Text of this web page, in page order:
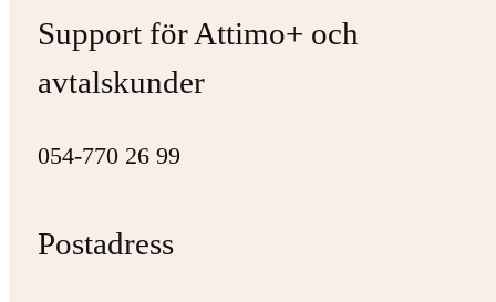
Support för Attimo+ och
avtalskunder
054-770 26 99
Postadress